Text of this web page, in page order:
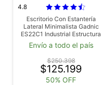
4.8
Escritorio Con Estantería
Lateral Minimalista Gadnic
ES22C1 Industrial Estructura
Metálica Superficie Melamina
120 x 60 cm
Envío a todo el país
$250.398
$125.199
50% OFF